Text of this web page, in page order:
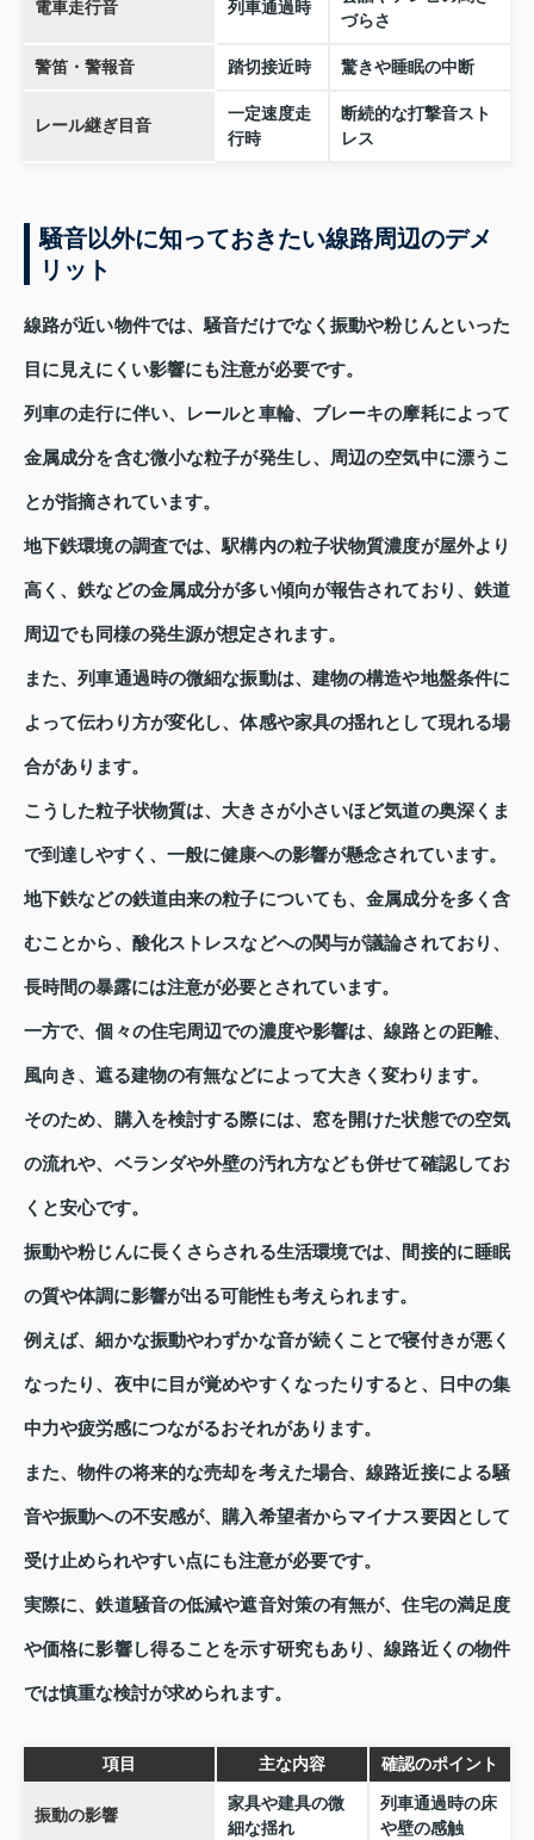
電車走行音 列車通過時
づらさ
警笛・警報音 踏切接近時 驚きや睡眠の中断
レール継ぎ目音
一定速度走
行時
断続的な打撃音スト
レス
騒音以外に知っておきたい線路周辺のデメ
リット
線路が近い物件では、騒音だけでなく振動や粉じんといった
目に見えにくい影響にも注意が必要です。
列車の走行に伴い、レールと車輪、ブレーキの摩耗によって
金属成分を含む微小な粒子が発生し、周辺の空気中に漂うこ
とが指摘されています。
地下鉄環境の調査では、駅構内の粒子状物質濃度が屋外より
高く、鉄などの金属成分が多い傾向が報告されており、鉄道
周辺でも同様の発生源が想定されます。
また、列車通過時の微細な振動は、建物の構造や地盤条件に
よって伝わり方が変化し、体感や家具の揺れとして現れる場
合があります。
こうした粒子状物質は、大きさが小さいほど気道の奥深くま
で到達しやすく、一般に健康への影響が懸念されています。
地下鉄などの鉄道由来の粒子についても、金属成分を多く含
むことから、酸化ストレスなどへの関与が議論されており、
長時間の暴露には注意が必要とされています。
一方で、個々の住宅周辺での濃度や影響は、線路との距離、
風向き、遮る建物の有無などによって大きく変わります。
そのため、購入を検討する際には、窓を開けた状態での空気
の流れや、ベランダや外壁の汚れ方なども併せて確認してお
くと安心です。
振動や粉じんに長くさらされる生活環境では、間接的に睡眠
の質や体調に影響が出る可能性も考えられます。
例えば、細かな振動やわずかな音が続くことで寝付きが悪く
なったり、夜中に目が覚めやすくなったりすると、日中の集
中力や疲労感につながるおそれがあります。
また、物件の将来的な売却を考えた場合、線路近接による騒
音や振動への不安感が、購入希望者からマイナス要因として
受け止められやすい点にも注意が必要です。
実際に、鉄道騒音の低減や遮音対策の有無が、住宅の満足度
や価格に影響し得ることを示す研究もあり、線路近くの物件
では慎重な検討が求められます。
項目 主な内容 確認のポイント
振動の影響
家具や建具の微
細な揺れ
列車通過時の床
や壁の感触